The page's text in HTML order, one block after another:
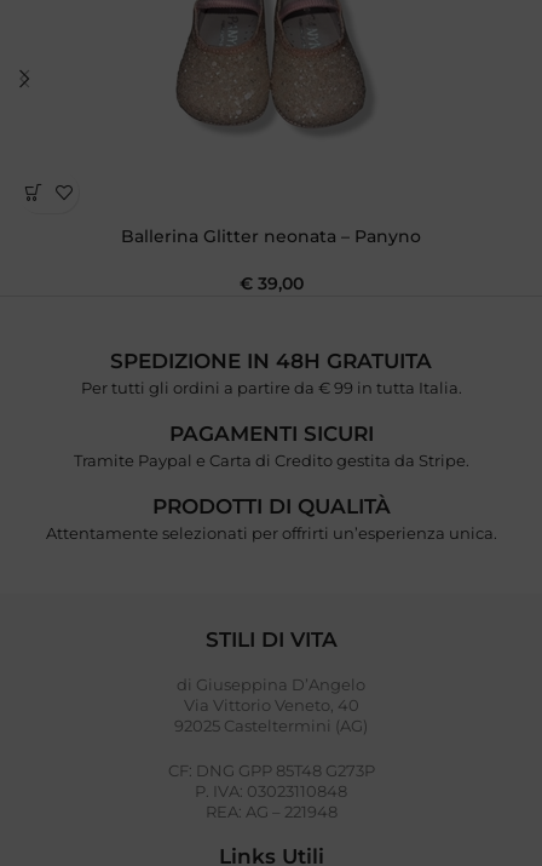
Ballerina Glitter neonata – Panyno
€39,00
SPEDIZIONE IN 48H GRATUITA
Per tutti gli ordini a partire da € 99 in tutta Italia.
PAGAMENTI SICURI
Tramite Paypal e Carta di Credito gestita da Stripe.
PRODOTTI DI QUALITÀ
Attentamente selezionati per offrirti un’esperienza unica.
STILI DI VITA
di Giuseppina D’Angelo
Via Vittorio Veneto, 40
92025 Casteltermini (AG)
CF: DNG GPP 85T48 G273P
P. IVA: 03023110848
REA: AG – 221948
Links Utili